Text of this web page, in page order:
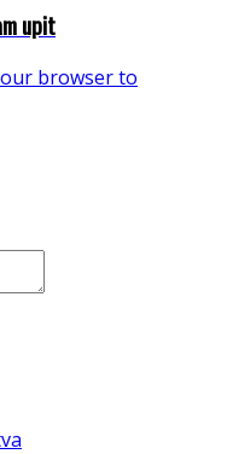
upit
browser to